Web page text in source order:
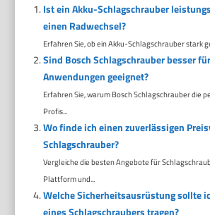
Ist ein Akku-Schlagschrauber
einen Radwechsel?
Erfahren Sie, ob ein Akku-Schlagschrauber stark
Sind Bosch Schlagschrauber besser
Anwendungen geeignet?
Erfahren Sie, warum Bosch Schlagschrauber die
Profis...
Wo finde ich einen zuverlässigen
Schlagschrauber?
Vergleiche die besten Angebote für
Plattform und...
Welche Sicherheitsausrüstung sollte
eines Schlagschraubers tragen?